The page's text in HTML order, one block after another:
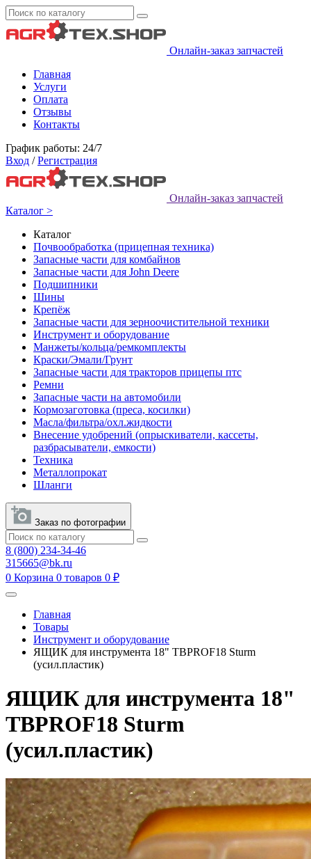
Онлайн-заказ запчастей
Главная
Услуги
Оплата
Отзывы
Контакты
График работы: 24/7
Вход / Регистрация
Онлайн-заказ запчастей
Каталог >
Каталог
Почвообработка (прицепная техника)
Запасные части для комбайнов
Запасные части для John Deere
Подшипники
Шины
Крепёж
Запасные части для зерноочистительной техники
Инструмент и оборудование
Манжеты/кольца/ремкомплекты
Краски/Эмали/Грунт
Запасные части для тракторов прицепы птс
Ремни
Запасные части на автомобили
Кормозаготовка (преса, косилки)
Масла/фильтра/охл.жидкости
Внесение удобрений (опрыскиватели, кассеты,
разбрасыватели, емкости)
Техника
Металлопрокат
Шланги
Заказ по фотографии
8 (800) 234-34-46
315665@bk.ru
0 Корзина 0 товаров 0 ₽
Главная
Товары
Инструмент и оборудование
ЯЩИК для инструмента 18" TBPROF18 Sturm
(усил.пластик)
ЯЩИК для инструмента 18"
TBPROF18 Sturm
(усил.пластик)